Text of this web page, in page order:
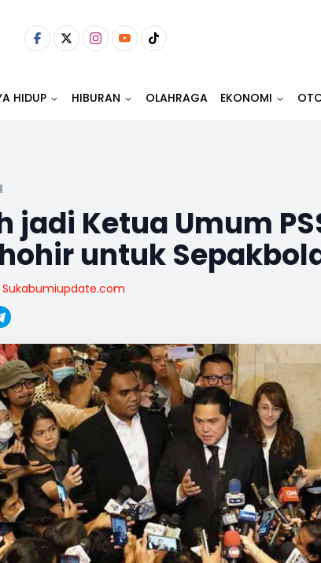
HIDUP HIBURAN OLAHRAGA EKONOMI
jadi Ketua Umum
untuk
Sukabumiupdate.com